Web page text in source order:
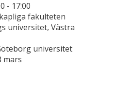
- 17:00
fakulteten
universitet, Västra
universitet
mars